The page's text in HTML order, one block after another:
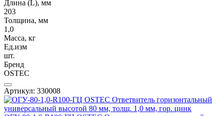
Длина (L), мм
203
Толщина, мм
1,0
Масса, кг
Ед.изм
шт.
Бренд
OSTEC
Артикул: 330008